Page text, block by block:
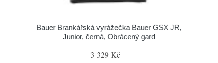
Bauer Brankářská vyrážečka Bauer GSX JR,
Junior, černá, Obrácený gard
3 329 Kč